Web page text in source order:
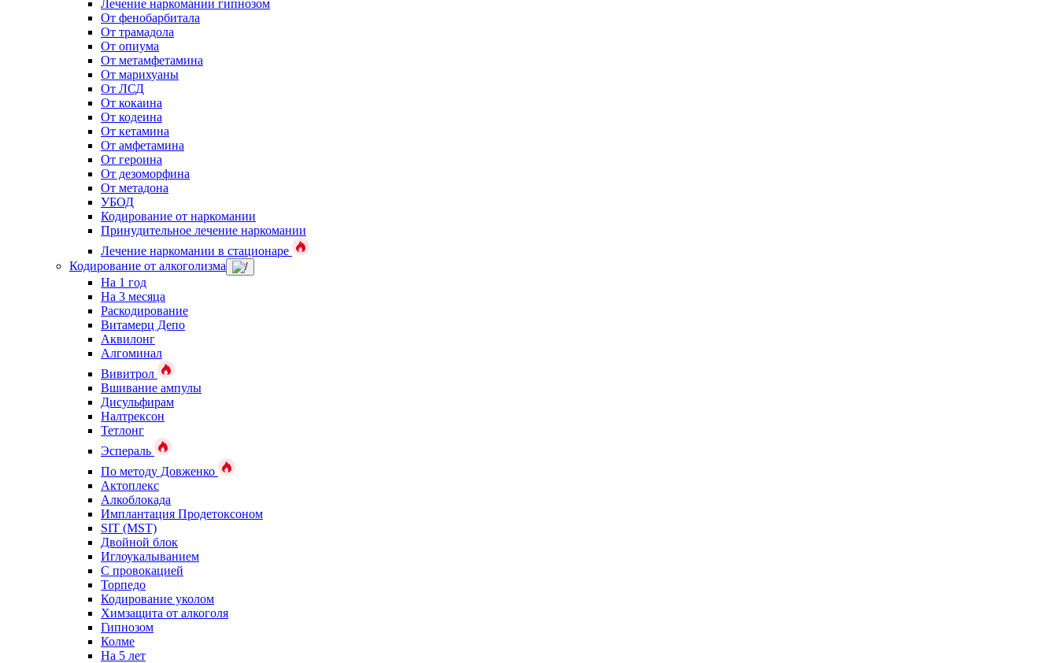
Лечение наркомании гипнозом
От фенобарбитала
От трамадола
От опиума
От метамфетамина
От марихуаны
От ЛСД
От кокаина
От кодеина
От кетамина
От амфетамина
От героина
От дезоморфина
От метадона
УБОД
Кодирование от наркомании
Принудительное лечение наркомании
Лечение наркомании в стационаре
Кодирование от алкоголизма
На 1 год
На 3 месяца
Раскодирование
Витамерц Депо
Аквилонг
Алгоминал
Вивитрол
Вшивание ампулы
Дисульфирам
Налтрексон
Тетлонг
Эспераль
По методу Довженко
Актоплекс
Алкоблокада
Имплантация Продетоксоном
SIT (MST)
Двойной блок
Иглоукалыванием
С провокацией
Торпедо
Кодирование уколом
Химзащита от алкоголя
Гипнозом
Колме
На 5 лет